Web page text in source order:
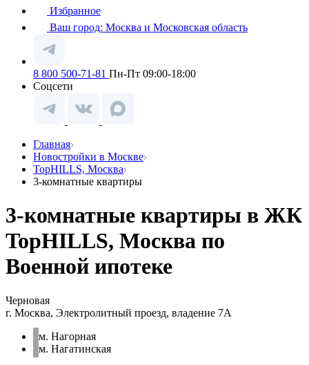
Избранное
Ваш город: Москва и Московская область
8 800 500-71-81 Пн-Пт 09:00-18:00
Соцсети
Главная
Новостройки в Москве
TopHILLS, Москва
3-комнатные квартиры
3-комнатные квартиры в ЖК
TopHILLS, Москва по
Военной ипотеке
Черновая
г. Москва, Электролитный проезд, владение 7А
м. Нагорная
м. Нагатинская